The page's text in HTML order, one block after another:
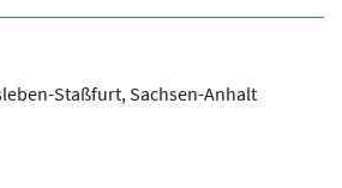
Staßfurt, Sachsen-Anhalt